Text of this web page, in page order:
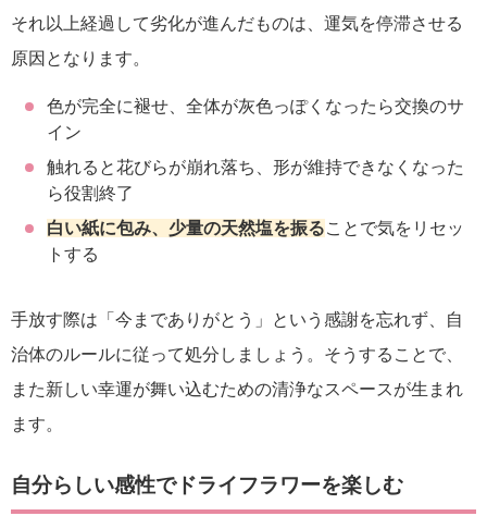
それ以上経過して劣化が進んだものは、運気を停滞させる
原因となります。
色が完全に褪せ、全体が灰色っぽくなったら交換のサ
イン
触れると花びらが崩れ落ち、形が維持できなくなった
ら役割終了
白い紙に包み、少量の天然塩を振ることで気をリセッ
トする
手放す際は「今までありがとう」という感謝を忘れず、自
治体のルールに従って処分しましょう。そうすることで、
また新しい幸運が舞い込むための清浄なスペースが生まれ
ます。
自分らしい感性でドライフラワーを楽しむ